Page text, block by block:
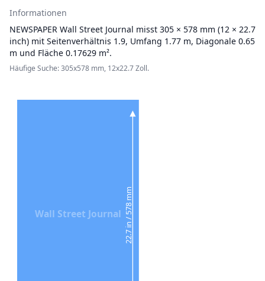
Informationen
NEWSPAPER Wall Street Journal misst 305 × 578 mm (12 × 22.7
inch) mit Seitenverhältnis 1.9, Umfang 1.77 m, Diagonale 0.65
m und Fläche 0.17629 m².
Häufige Suche: 305x578 mm, 12x22.7 Zoll.
22.7 in / 578 mm
Wall Street Journal